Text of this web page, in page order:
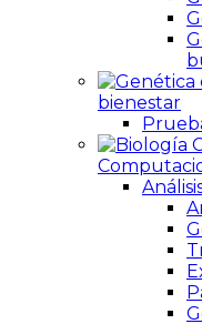
bienestar